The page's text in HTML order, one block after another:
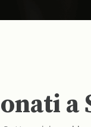
a